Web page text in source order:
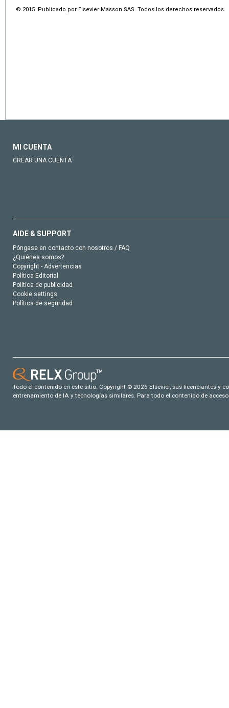
© 2015 Publicado por Elsevier Masson SAS. Todos los derechos reservados.
MI CUENTA
CREAR UNA CUENTA
AIDE & SUPPORT
Póngase en contacto con nosotros / FAQ
¿Quiénes somos?
Copyright - Advertencias
Política Editorial
Política de publicidad
Cookie settings
Política de seguridad
Todo el contenido en este sitio: Copyright © 2026 Elsevier, sus licenciantes y
entrenamiento de IA y tecnologías similares. Para todo el contenido de